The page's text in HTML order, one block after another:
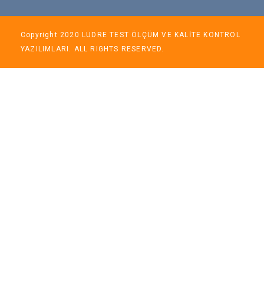
Copyright 2020 LUDRE TEST ÖLÇÜM VE KALİTE KONTROL
YAZILIMLARI. ALL RIGHTS RESERVED.